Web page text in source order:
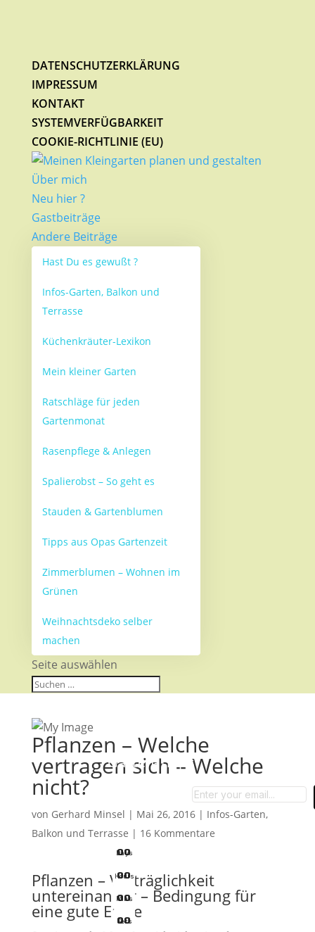
DATENSCHUTZERKLÄRUNG
IMPRESSUM
KONTAKT
SYSTEMVERFÜGBARKEIT
COOKIE-RICHTLINIE (EU)
Über mich
Neu hier ?
Gastbeiträge
Andere Beiträge
Hast Du es gewußt ?
Infos-Garten, Balkon und
Terrasse
Küchenkräuter-Lexikon
Mein kleiner Garten
Ratschläge für jeden
Gartenmonat
Rasenpflege & Anlegen
Spalierobst – So geht es
Stauden & Gartenblumen
Tipps aus Opas Gartenzeit
Zimmerblumen – Wohnen im
Grünen
Weihnachtsdeko selber
machen
Seite auswählen
Pflanzen – Welche
vertragen sich – Welche
nicht?
von Gerhard Minsel | Mai 26, 2016| Infos-Garten,
Balkon und Terrasse | 16 Kommentare
Pflanzen – Verträglichkeit
untereinander – Bedingung für
eine gute Ernte
00
Days
00
Hours
00
Mins
00
Secs
Garten-Tipps